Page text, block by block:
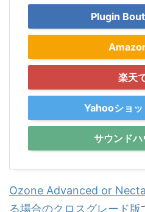
Plugin
楽天
Yahooショ
サウンド
Ozone Advanced or
る場合のクロスグレード版